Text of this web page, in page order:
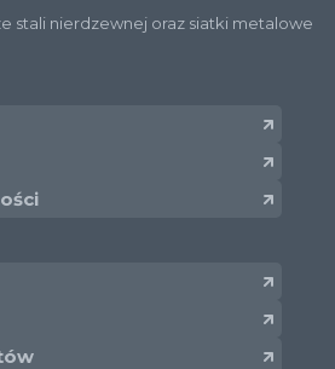
stali nierdzewnej oraz siatki metalowe